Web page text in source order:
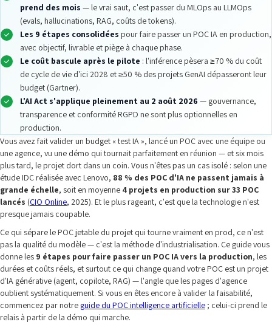
prend des mois — le vrai saut, c'est passer du MLOps au LLMOps
(evals, hallucinations, RAG, coûts de tokens).
Les 9 étapes consolidées pour faire passer un POC IA en production,
avec objectif, livrable et piège à chaque phase.
Le coût bascule après le pilote : l'inférence pèsera ≥70 % du coût
de cycle de vie d'ici 2028 et ≥50 % des projets GenAI dépasseront leur
budget (Gartner).
L'AI Act s'applique pleinement au 2 août 2026 — gouvernance,
transparence et conformité RGPD ne sont plus optionnelles en
production.
Vous avez fait valider un budget « test IA », lancé un POC avec une équipe ou
une agence, vu une démo qui tournait parfaitement en réunion — et six mois
plus tard, le projet dort dans un coin. Vous n'êtes pas un cas isolé : selon une
étude IDC réalisée avec Lenovo, 88 % des POC d'IA ne passent jamais à
grande échelle, soit en moyenne 4 projets en production sur 33 POC
lancés (CIO Online, 2025). Et le plus rageant, c'est que la technologie n'est
presque jamais coupable.
Ce qui sépare le POC jetable du projet qui tourne vraiment en prod, ce n'est
pas la qualité du modèle — c'est la méthode d'industrialisation. Ce guide vous
donne les 9 étapes pour faire passer un POC IA vers la production, les
durées et coûts réels, et surtout ce qui change quand votre POC est un projet
d'IA générative (agent, copilote, RAG) — l'angle que les pages d'agence
oublient systématiquement. Si vous en êtes encore à valider la faisabilité,
commencez par notre guide du POC intelligence artificielle ; celui-ci prend le
relais à partir de la démo qui marche.